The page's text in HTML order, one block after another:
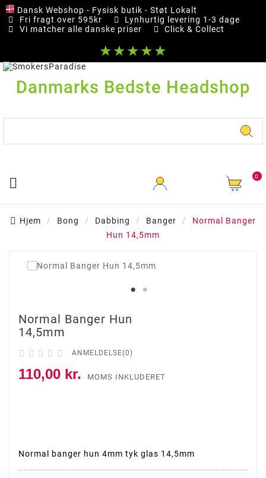
Dansk Webshop - Fysisk butik - Støt Lokalt
Fri fragt over 595kr
Lynhurtig levering 1-3 dage
Vi matcher alle danske priser
Click & Collect
★★★★★
Danmarks Bedste Headshop
 0
Hjem Bong Dabbing Banger
Normal Banger
Hun 14,5mm
Ny
Normal Banger Hun
14,5mm
     ANMELDELSE(0)
110,00 kr. MOMS INKLUDERET
Normal banger hun 4mm tyk glas 14,5mm